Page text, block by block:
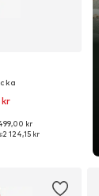
kr
One Size
kr
2 124,15 kr